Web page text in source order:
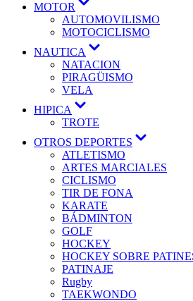
MOTOR
AUTOMOVILISMO
MOTOCICLISMO
NAUTICA
NATACION
PIRAGÜISMO
VELA
HIPICA
TROTE
OTROS DEPORTES
ATLETISMO
ARTES MARCIALES
CICLISMO
TIR DE FONA
KARATE
BÁDMINTON
GOLF
HOCKEY
HOCKEY SOBRE
PATINAJE
Rugby
TAEKWONDO